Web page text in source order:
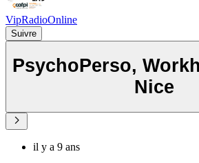
VipRadioOnline
Suivre
PsychoPerso,
Nice
il y a 9 ans